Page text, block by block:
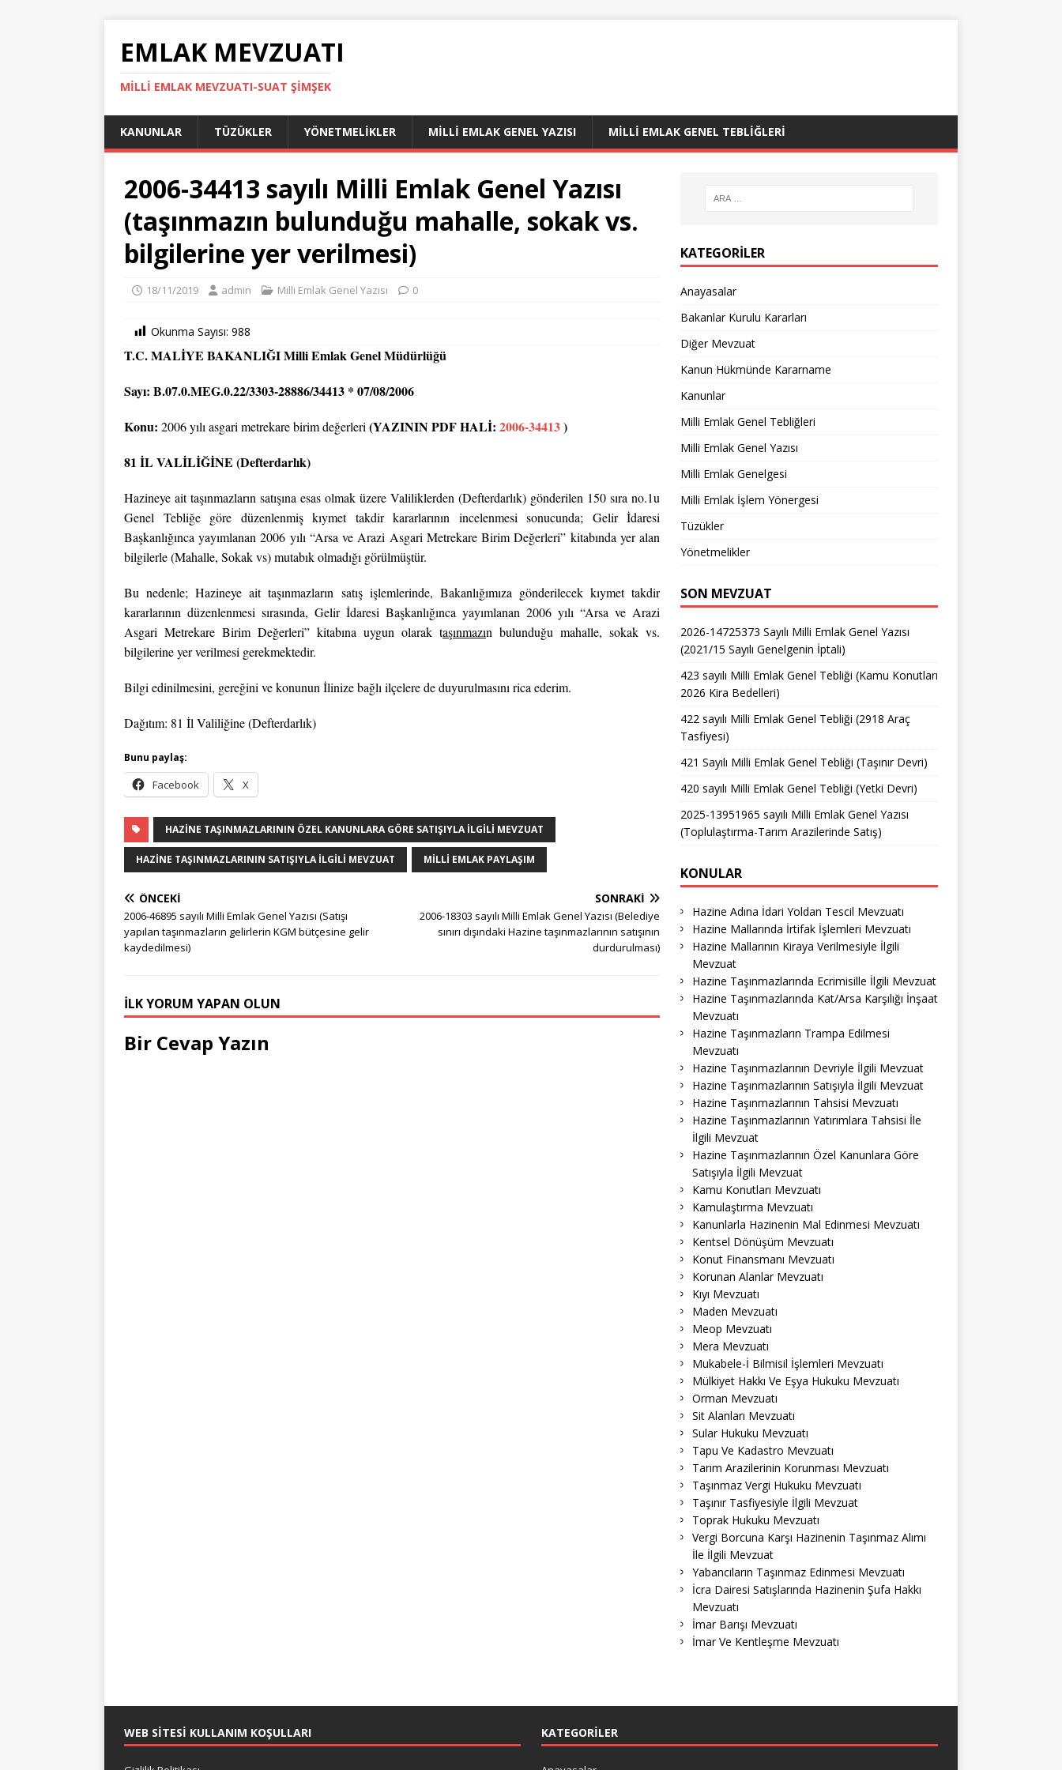
EMLAK MEVZUATI
MILLI EMLAK MEVZUATI-SUAT ŞİMŞEK
KANUNLAR TÜZÜKLER YÖNETMELIKLER MILLI EMLAK GENEL YAZISI MILLI EMLAK GENEL TEBLIĞLERI
2006-34413 sayılı Milli Emlak Genel Yazısı
(taşınmazın bulunduğu mahalle, sokak vs.
bilgilerine yer verilmesi)
18/11/2019 admin Milli Emlak Genel Yazısı 0
Okunma Sayısı: 988
T.C.MALİYE BAKANLIĞI Milli Emlak Genel Müdürlüğü
Sayı: B.07.0.MEG.0.22/3303-28886/34413 * 07/08/2006
Konu: 2006 yılı asgari metrekare birim değerleri(YAZININ PDF HALİ: 2006-34413)
81 İL VALİLİĞİNE (Defterdarlık)
Hazineye ait taşınmazların satışına esas olmak üzere Valiliklerden (Defterdarlık) gönderilen 150 sıra no.1u
Genel Tebliğe göre düzenlenmiş kıymet takdir kararlarının incelenmesi sonucunda; Gelir İdaresi
Başkanlığınca yayımlanan 2006 yılı “Arsa ve Arazi Asgari Metrekare Birim Değerleri” kitabında yer alan
bilgilerle (Mahalle, Sokak vs) mutabık olmadığı görülmüştür.
Bu nedenle; Hazineye ait taşınmazların satış işlemlerinde, Bakanlığımıza gönderilecek kıymet takdir
kararlarının düzenlenmesi sırasında, Gelir İdaresi Başkanlığınca yayımlanan 2006 yılı “Arsa ve Arazi
Asgari Metrekare Birim Değerleri” kitabına uygun olarak taşınmazın bulunduğu mahalle, sokak vs.
bilgilerine yer verilmesi gerekmektedir.
Bilgi edinilmesini, gereğini ve konunun İlinize bağlı ilçelere de duyurulmasını rica ederim.
Dağıtım: 81 İl Valiliğine (Defterdarlık)
Bunu paylaş:
Facebook X
HAZINE TAŞINMAZLARININ ÖZEL KANUNLARA GÖRE SATIŞIYLA İLGILI MEVZUAT
HAZINE TAŞINMAZLARININ SATIŞIYLA İLGILI MEVZUAT MILLI EMLAK PAYLAŞIM
ÖNCEKI
2006-46895 sayılı Milli Emlak Genel Yazısı (Satışı
yapılan taşınmazların gelirlerin KGM bütçesine gelir
kaydedilmesi)
SONRAKI
2006-18303 sayılı Milli Emlak Genel Yazısı (Belediye
sınırı dışındaki Hazine taşınmazlarının satışının
durdurulması)
İLK YORUM YAPAN OLUN
Bir Cevap Yazın
KATEGORILER
Anayasalar
Bakanlar Kurulu Kararları
Diğer Mevzuat
Kanun Hükmünde Kararname
Kanunlar
Milli Emlak Genel Tebliğleri
Milli Emlak Genel Yazısı
Milli Emlak Genelgesi
Milli Emlak İşlem Yönergesi
Tüzükler
Yönetmelikler
SON MEVZUAT
2026-14725373 Sayılı Milli Emlak Genel Yazısı
(2021/15 Sayılı Genelgenin İptali)
423 sayılı Milli Emlak Genel Tebliği (Kamu Konutları
2026 Kira Bedelleri)
422 sayılı Milli Emlak Genel Tebliği (2918 Araç
Tasfiyesi)
421 Sayılı Milli Emlak Genel Tebliği (Taşınır Devri)
420 sayılı Milli Emlak Genel Tebliği (Yetki Devri)
2025-13951965 sayılı Milli Emlak Genel Yazısı
(Toplulaştırma-Tarım Arazilerinde Satış)
KONULAR
Hazine Adına İdari Yoldan Tescil Mevzuatı
Hazine Mallarında İrtifak İşlemleri Mevzuatı
Hazine Mallarının Kiraya Verilmesiyle İlgili
Mevzuat
Hazine Taşınmazlarında Ecrimisille İlgili Mevzuat
Hazine Taşınmazlarında Kat/Arsa Karşılığı İnşaat
Mevzuatı
Hazine Taşınmazların Trampa Edilmesi
Mevzuatı
Hazine Taşınmazlarının Devriyle İlgili Mevzuat
Hazine Taşınmazlarının Satışıyla İlgili Mevzuat
Hazine Taşınmazlarının Tahsisi Mevzuatı
Hazine Taşınmazlarının Yatırımlara Tahsisi İle
İlgili Mevzuat
Hazine Taşınmazlarının Özel Kanunlara Göre
Satışıyla İlgili Mevzuat
Kamu Konutları Mevzuatı
Kamulaştırma Mevzuatı
Kanunlarla Hazinenin Mal Edinmesi Mevzuatı
Kentsel Dönüşüm Mevzuatı
Konut Finansmanı Mevzuatı
Korunan Alanlar Mevzuatı
Kıyı Mevzuatı
Maden Mevzuatı
Meop Mevzuatı
Mera Mevzuatı
Mukabele-İ Bilmisil İşlemleri Mevzuatı
Mülkiyet Hakkı Ve Eşya Hukuku Mevzuatı
Orman Mevzuatı
Sit Alanları Mevzuatı
Sular Hukuku Mevzuatı
Tapu Ve Kadastro Mevzuatı
Tarım Arazilerinin Korunması Mevzuatı
Taşınmaz Vergi Hukuku Mevzuatı
Taşınır Tasfiyesiyle İlgili Mevzuat
Toprak Hukuku Mevzuatı
Vergi Borcuna Karşı Hazinenin Taşınmaz Alımı
İle İlgili Mevzuat
Yabancıların Taşınmaz Edinmesi Mevzuatı
İcra Dairesi Satışlarında Hazinenin Şufa Hakkı
Mevzuatı
İmar Barışı Mevzuatı
İmar Ve Kentleşme Mevzuatı
WEB SITESI KULLANIM KOŞULLARI KATEGORILER